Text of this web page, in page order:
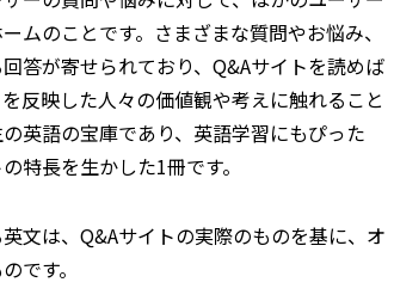
ムのことです。さまざまな質問やお悩み、
答が寄せられており、Q&Aサイトを読めば
反映した人々の価値観や考えに触れること
英語の宝庫であり、英語学習にもぴった
特長を生かした1冊です。
文は、Q&Aサイトの実際のものを基に、オ
です。